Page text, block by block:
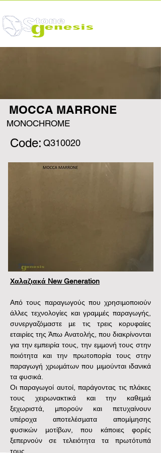
MOCCA MARRONE
MONOCHROME
Q310020
Code:
Χαλαζιακά New Generation
Από τους παραγωγούς που χρησιμοποιούν
άλλες τεχνολογίες και γραμμές παραγωγής,
συνεργαζόμαστε με τις τρεις κορυφαίες
εταιρίες της Άπω Ανατολής, που διακρίνονται
για την εμπειρία τους, την εμμονή τους στην
ποιότητα και την πρωτοπορία τους στην
παραγωγή χρωμάτων που μιμούνται ιδανικά
τα φυσικά.
Οι παραγωγοί αυτοί, παράγοντας τις πλάκες
τους χειρωνακτικά και την καθεμιά
ξεχωριστά, μπορούν και πετυχαίνουν
υπέροχα αποτελέσματα απομίμησης
φυσικών μοτίβων, που κάποιες φορές
ξεπερνούν σε τελειότητα τα πρωτότυπά
τους.